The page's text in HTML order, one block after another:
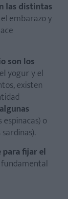
las distintas
embarazo y
son los
yogur y el
existen
algunas
o
fijar el